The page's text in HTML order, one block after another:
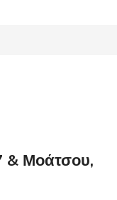
& Μοάτσου,